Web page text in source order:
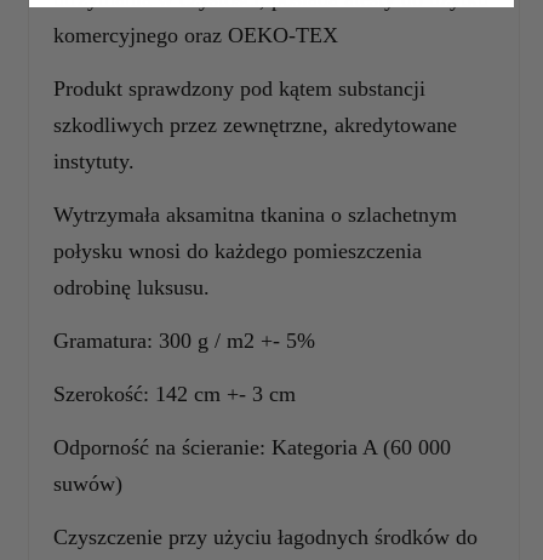
komercyjnego oraz OEKO-TEX
Produkt sprawdzony pod kątem substancji
szkodliwych przez zewnętrzne, akredytowane
instytuty.
Wytrzymała aksamitna tkanina o szlachetnym
połysku wnosi do każdego pomieszczenia
odrobinę luksusu.
Gramatura: 300 g / m2 +- 5%
Szerokość: 142 cm +- 3 cm
Odporność na ścieranie: Kategoria A (60 000
suwów)
Czyszczenie przy użyciu łagodnych środków do